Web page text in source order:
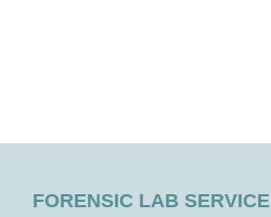
FORENSIC LAB SERVICE